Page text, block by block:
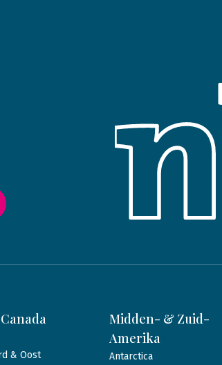
& Oost
Midden- & Zuid-
Amerika
Antarctica